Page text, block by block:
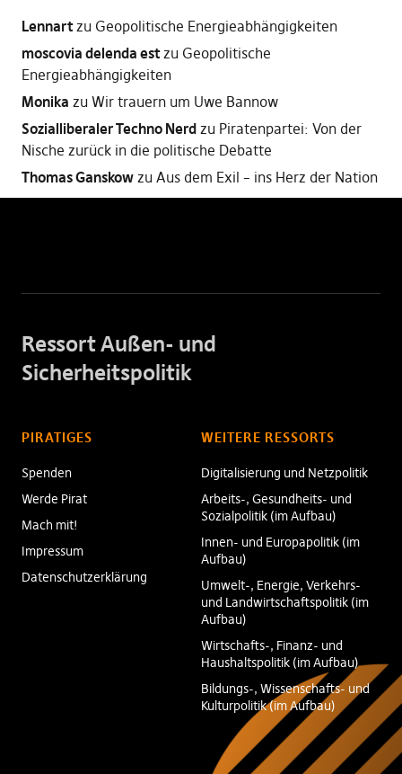
Lennartzu Geopolitische Energieabhängigkeiten
moscovia delenda estzu Geopolitische
Energieabhängigkeiten
Monika zu Wir trauern um Uwe Bannow
Sozialliberaler Techno Nerdzu Piratenpartei: Von der
Nische zurück in die politische Debatte
Thomas Ganskowzu Aus dem Exil – ins Herz der Nation
Ressort Außen- und
Sicherheitspolitik
PIRATIGES
Spenden
Werde Pirat
Mach mit!
Impressum
Datenschutzerklärung
WEITERE RESSORTS
Digitalisierung und Netzpolitik
Arbeits-, Gesundheits- und
Sozialpolitik (im Aufbau)
Innen- und Europapolitik (im
Aufbau)
Umwelt-, Energie, Verkehrs-
und Landwirtschaftspolitik (im
Aufbau)
Wirtschafts-, Finanz- und
Haushaltspolitik (im Aufbau)
Bildungs-, Wissenschafts- und
Kulturpolitik (im Aufbau)